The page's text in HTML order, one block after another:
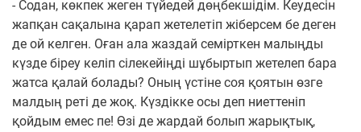
- Содан, көкпек жеген түйедей дөңбекшідім. Кеудесін
жапқан сақалына қарап жетелетіп жіберсем бе деген
де ой келген. Оған ала жаздай семірткен малыңды
күзде біреу келіп сілекейіңді шұбыртып жетелеп бара
жатса қалай болады? Оның үстіне соя қоятын өзге
малдың реті де жоқ. Күздікке осы деп ниеттеніп
қойдым емес пе! Өзі де жардай болып жарықтық,